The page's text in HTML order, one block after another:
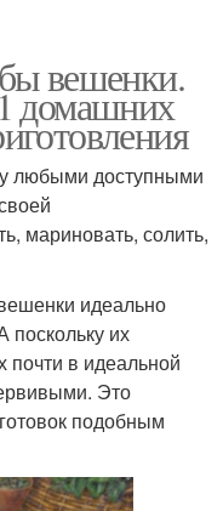
вешенки.
домашних
любыми доступными
мариновать, солить,
идеально
поскольку их
в идеальной
Это
подобным